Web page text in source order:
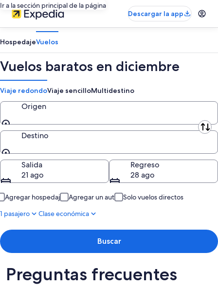
Ir a la sección principal de la página
Descargar la app
HospedajeVuelos
Vuelos baratos en diciembre
Viaje redondoViaje sencilloMultidestino
Origen
Origen
Destino
Destino
Salida
21 ago
Regreso
28 ago
Agregar hospedaje Agregar un auto
Solo vuelos directos
1 pasajero
Clase económica
Buscar
Preguntas frecuentes